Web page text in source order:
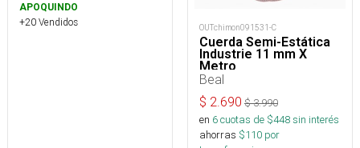
APOQUINDO
+20 Vendidos OUTchimon091531-C
Cuerda Semi-Estática
Industrie 11 mm X
Metro
Beal
$ 2.690 $3.990
en 6cuotas de $448sin interés
ahorras $110 por